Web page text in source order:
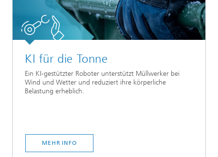
KI für die Tonne
Ein KI-gestützter Roboter unterstützt Müllwerker bei
Wind und Wetter und reduziert ihre körperliche
Belastung erheblich.
MEHR INFO